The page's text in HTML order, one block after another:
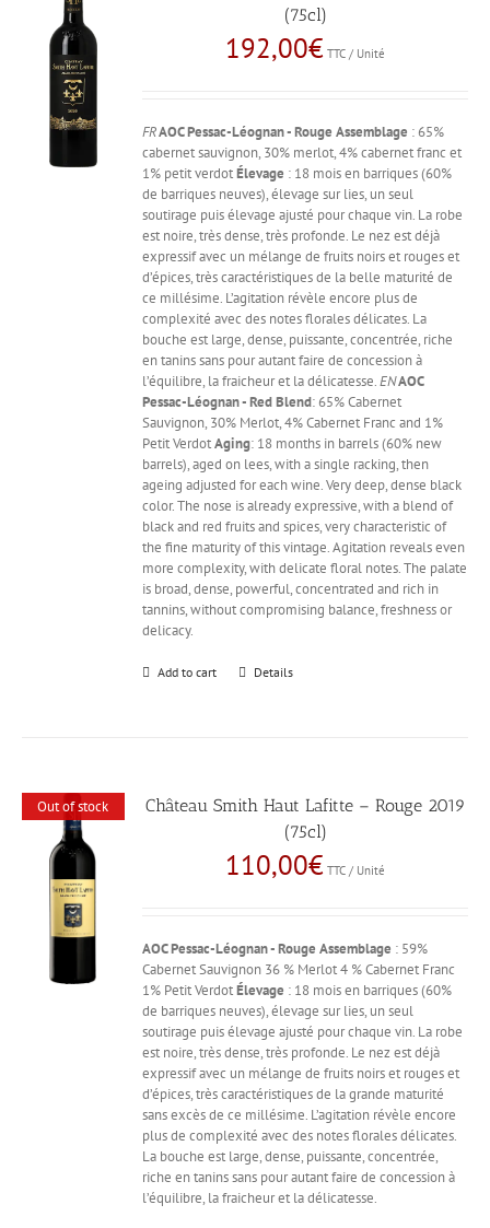
(75cl)
192,00€ TTC / Unité
FRAOC Pessac-Léognan - Rouge Assemblage : 65%
cabernet sauvignon, 30% merlot, 4% cabernet franc et
1% petit verdotÉlevage : 18 mois en barriques (60%
de barriques neuves), élevage sur lies, un seul
soutirage puis élevage ajusté pour chaque vin. La robe
est noire, très dense, très profonde. Le nez est déjà
expressif avec un mélange de fruits noirs et rouges et
d’épices, très caractéristiques de la belle maturité de
ce millésime. L’agitation révèle encore plus de
complexité avec des notes florales délicates. La
bouche est large, dense, puissante, concentrée, riche
en tanins sans pour autant faire de concession à
l’équilibre, la fraicheur et la délicatesse.ENAOC
Pessac-Léognan - RedBlend: 65% Cabernet
Sauvignon, 30% Merlot, 4% Cabernet Franc and 1%
Petit VerdotAging: 18 months in barrels (60% new
barrels), aged on lees, with a single racking, then
ageing adjusted for each wine. Very deep, dense black
color. The nose is already expressive, with a blend of
black and red fruits and spices, very characteristic of
the fine maturity of this vintage. Agitation reveals even
more complexity, with delicate floral notes. The palate
is broad, dense, powerful, concentrated and rich in
tannins, without compromising balance, freshness or
delicacy.
Add to cart Details
Out of stock
Château Smith Haut Lafitte – Rouge 2019
(75cl)
110,00€ TTC / Unité
AOC Pessac-Léognan - Rouge Assemblage : 59%
Cabernet Sauvignon 36 % Merlot 4 % Cabernet Franc
1% Petit VerdotÉlevage : 18 mois en barriques (60%
de barriques neuves), élevage sur lies, un seul
soutirage puis élevage ajusté pour chaque vin. La robe
est noire, très dense, très profonde. Le nez est déjà
expressif avec un mélange de fruits noirs et rouges et
d’épices, très caractéristiques de la grande maturité
sans excès de ce millésime. L’agitation révèle encore
plus de complexité avec des notes florales délicates.
La bouche est large, dense, puissante, concentrée,
riche en tanins sans pour autant faire de concession à
l’équilibre, la fraicheur et la délicatesse.